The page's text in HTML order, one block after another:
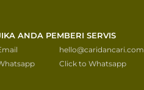
ANDA PEMBERI SERVIS
hello@caridancari.com
Click to Whatsapp